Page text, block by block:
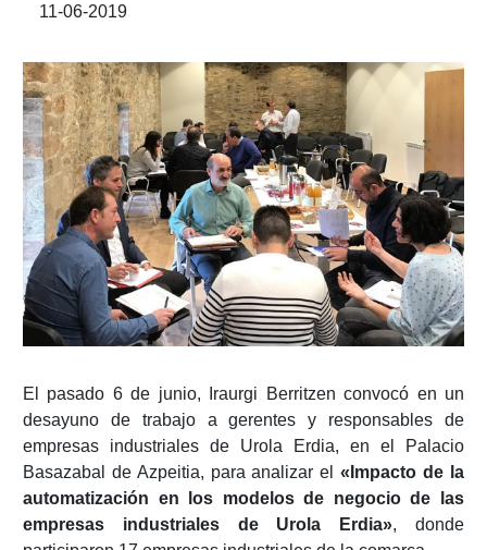
11-06-2019
El pasado 6 de junio, Iraurgi Berritzen convocó en un
desayuno de trabajo a gerentes y responsables de
empresas industriales de Urola Erdia, en el Palacio
Basazabal de Azpeitia, para analizar el«Impacto de la
automatización en los modelos de negocio de las
empresas industriales de Urola Erdia», donde